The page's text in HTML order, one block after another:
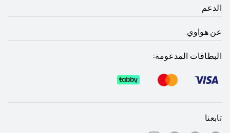
الدعم
عن هواوي
البطاقات المدعومة:
تابعنا